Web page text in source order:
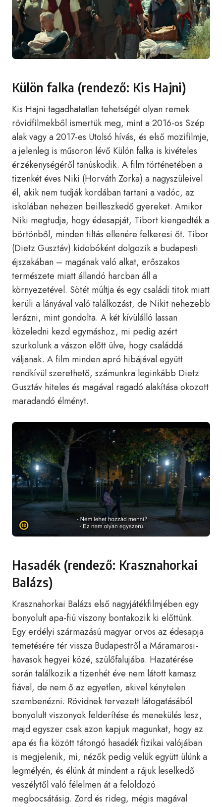
Külön falka (rendező: Kis Hajni)
Kis Hajni tagadhatatlan tehetségét olyan remek
rövidfilmekből ismertük meg, mint a 2016-os Szép
alak vagy a 2017-es Utolsó hívás, és első mozifilmje,
a jelenleg is műsoron lévő Külön falka is kivételes
érzékenységéről tanúskodik. A film történetében a
tizenkét éves Niki (Horváth Zorka) a nagyszüleivel
él, akik nem tudják kordában tartani a vadóc, az
iskolában nehezen beilleszkedő gyereket. Amikor
Niki megtudja, hogy édesapját, Tibort kiengedték a
börtönből, minden tiltás ellenére felkeresi őt. Tibor
(Dietz Gusztáv) kidobóként dolgozik a budapesti
éjszakában – magának való alkat, erőszakos
természete miatt állandó harcban áll a
környezetével. Sötét múltja és egy családi titok miatt
kerüli a lányával való találkozást, de Nikit nehezebb
lerázni, mint gondolta. A két kívülálló lassan
közeledni kezd egymáshoz, mi pedig azért
szurkolunk a vászon előtt ülve, hogy családdá
váljanak. A film minden apró hibájával együtt
rendkívül szerethető, számunkra leginkább Dietz
Gusztáv hiteles és magával ragadó alakítása okozott
maradandó élményt.
Hasadék (rendező: Krasznahorkai
Balázs)
Krasznahorkai Balázs első nagyjátékfilmjében egy
bonyolult apa-fiú viszony bontakozik ki előttünk.
Egy erdélyi származású magyar orvos az édesapja
temetésére tér vissza Budapestről a Máramarosi-
havasok hegyei közé, szülőfalujába. Hazatérése
során találkozik a tizenhét éve nem látott kamasz
fiával, de nem ő az egyetlen, akivel kénytelen
szembenézni. Rövidnek tervezett látogatásából
bonyolult viszonyok felderítése és menekülés lesz,
majd egyszer csak azon kapjuk magunkat, hogy az
apa és fia között tátongó hasadék fizikai valójában
is megjelenik, mi, nézők pedig velük együtt ülünk a
legmélyén, és élünk át mindent a rájuk leselkedő
veszélytől való félelmen át a feloldozó
megbocsátásig. Zord és rideg, mégis magával